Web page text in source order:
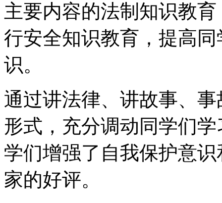
主要内容的法制知识教
行安全知识教育，提高
识。
通过讲法律、讲故事、
形式，充分调动同学们
学们增强了自我保护意
家的好评。